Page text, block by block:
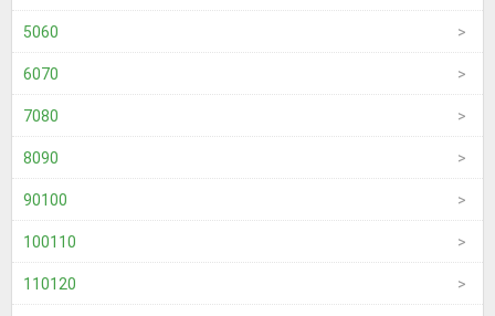
5060
6070
7080
8090
90100
100110
110120